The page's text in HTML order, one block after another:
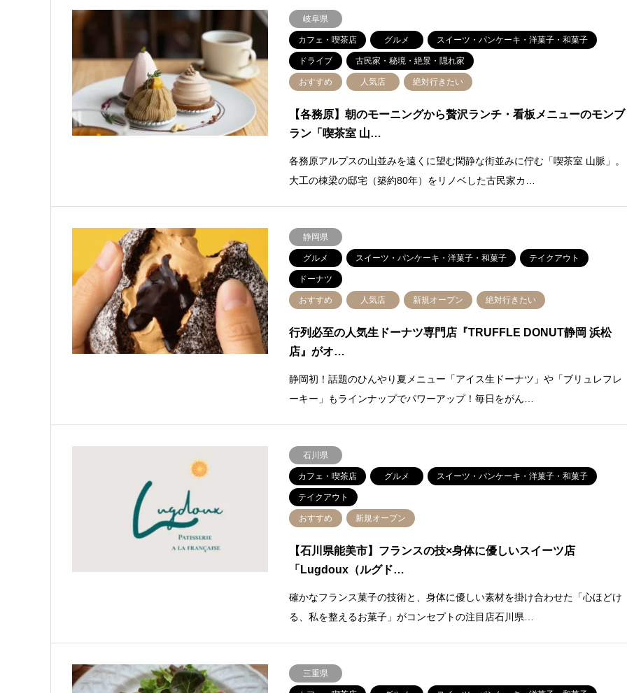
岐阜県
カフェ・喫茶店 グルメ スイーツ・パンケーキ・洋菓子・和菓子
ドライブ 古民家・秘境・絶景・隠れ家
おすすめ 人気店 絶対行きたい
【各務原】朝のモーニングから贅沢ランチ・看板メニューのモンブ
ラン「喫茶室 山…
各務原アルプスの山並みを遠くに望む閑静な街並みに佇む「喫茶室 山脈」。
大工の棟梁の邸宅（築約80年）をリノベした古民家カ…
静岡県
グルメ スイーツ・パンケーキ・洋菓子・和菓子 テイクアウト
ドーナツ
おすすめ 人気店 新規オープン 絶対行きたい
行列必至の人気生ドーナツ専門店『TRUFFLE DONUT静岡 浜松
店』がオ…
静岡初！話題のひんやり夏メニュー「アイス生ドーナツ」や「ブリュレフレ
ーキー」もラインナップでパワーアップ！毎日をがん…
石川県
カフェ・喫茶店 グルメ スイーツ・パンケーキ・洋菓子・和菓子
テイクアウト
おすすめ 新規オープン
【石川県能美市】フランスの技×身体に優しいスイーツ店
「Lugdoux（ルグド…
確かなフランス菓子の技術と、身体に優しい素材を掛け合わせた「心ほどけ
る、私を整えるお菓子」がコンセプトの注目店石川県…
三重県